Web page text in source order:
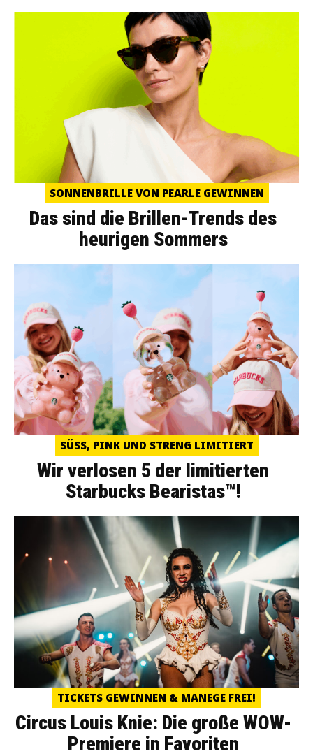
SONNENBRILLE VON PEARLE GEWINNEN
Das sind die Brillen-Trends des
heurigen Sommers
SÜSS, PINK UND STRENG LIMITIERT
Wir verlosen 5 der limitierten
Starbucks Bearistas™!
TICKETS GEWINNEN & MANEGE FREI!
Circus Louis Knie: Die große WOW-
Premiere in Favoriten